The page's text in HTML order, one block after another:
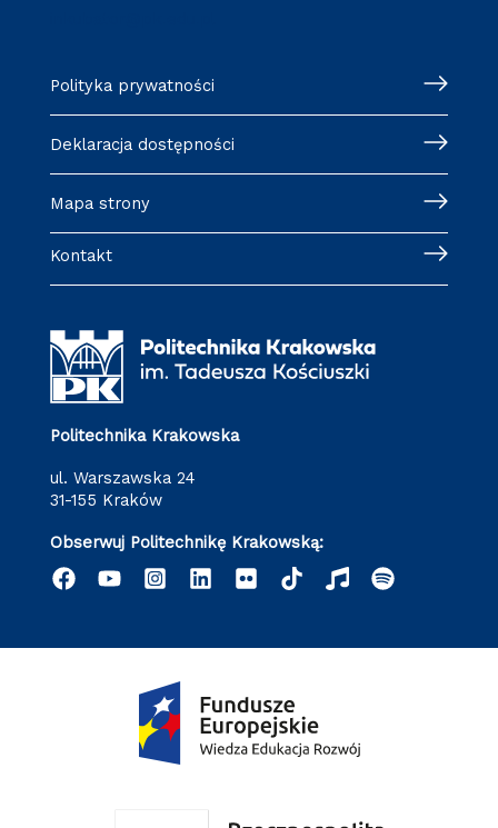
Polityka prywatności
Deklaracja dostępności
Mapa strony
Kontakt
Politechnika Krakowska
ul. Warszawska 24
31-155 Kraków
Obserwuj Politechnikę Krakowską: